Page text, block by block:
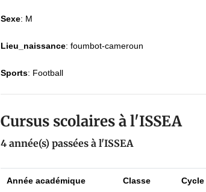
Sexe: M
Lieu_naissance: foumbot-cameroun
Sports: Football
Cursus scolaires à l'ISSEA
4 année(s) passées à l'ISSEA
Année académique Classe Cycle